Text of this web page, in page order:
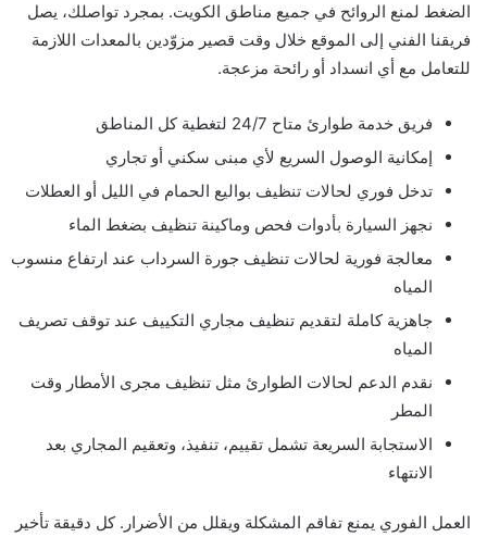
الضغط لمنع الروائح في جميع مناطق الكويت. بمجرد تواصلك، يصل
فريقنا الفني إلى الموقع خلال وقت قصير مزوّدين بالمعدات اللازمة
للتعامل مع أي انسداد أو رائحة مزعجة.
فريق خدمة طوارئ متاح 24/7 لتغطية كل المناطق
إمكانية الوصول السريع لأي مبنى سكني أو تجاري
تدخل فوري لحالات تنظيف بواليع الحمام في الليل أو العطلات
نجهز السيارة بأدوات فحص وماكينة تنظيف بضغط الماء
معالجة فورية لحالات تنظيف جورة السرداب عند ارتفاع منسوب
المياه
جاهزية كاملة لتقديم تنظيف مجاري التكييف عند توقف تصريف
المياه
نقدم الدعم لحالات الطوارئ مثل تنظيف مجرى الأمطار وقت
المطر
الاستجابة السريعة تشمل تقييم، تنفيذ، وتعقيم المجاري بعد
الانتهاء
العمل الفوري يمنع تفاقم المشكلة ويقلل من الأضرار. كل دقيقة تأخير